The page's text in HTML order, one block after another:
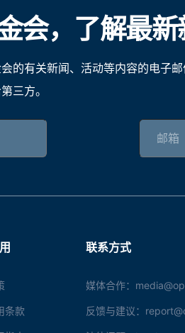
会，了解最
的有关新闻、活动等内容的电子
三方。
条款
联系方式
媒体合作：
反馈与建议：